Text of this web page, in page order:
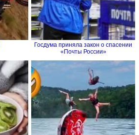
Госдума приняла закон о спасении
«Почты России»